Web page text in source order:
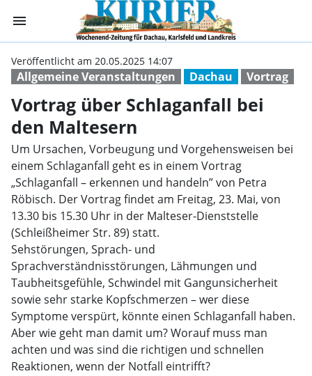
menu Vortrag über
Allgemeine Veranstaltungen Dachau Vortrag
Veröffentlicht am 20.05.2025 14:07
Vortrag über Schlaganfall bei
den Maltesern
Um Ursachen, Vorbeugung und Vorgehensweisen bei
einem Schlaganfall geht es in einem Vortrag
„Schlaganfall – erkennen und handeln” von Petra
Röbisch. Der Vortrag findet am Freitag, 23. Mai, von
13.30 bis 15.30 Uhr in der Malteser-Dienststelle
(Schleißheimer Str. 89) statt.
Sehstörungen, Sprach- und
Sprachverständnisstörungen, Lähmungen und
Taubheitsgefühle, Schwindel mit Gangunsicherheit
sowie sehr starke Kopfschmerzen – wer diese
Symptome verspürt, könnte einen Schlaganfall haben.
Aber wie geht man damit um? Worauf muss man
achten und was sind die richtigen und schnellen
Reaktionen, wenn der Notfall eintrifft?